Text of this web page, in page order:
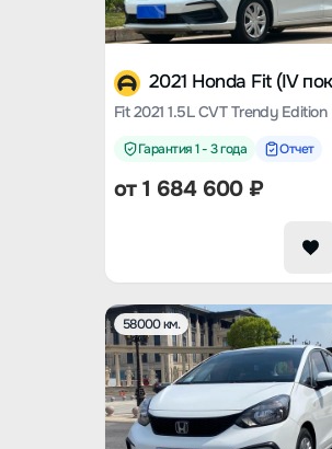
Fit 2021 1.5L CVT Trendy Edition
Гарантия 1 - 3 года Отчет
от1 684 600₽
58000 км.